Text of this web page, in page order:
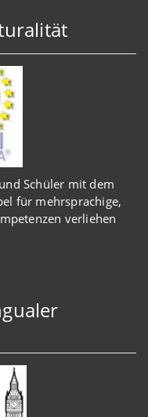
Schüler mit dem
für mehrsprachige,
verliehen